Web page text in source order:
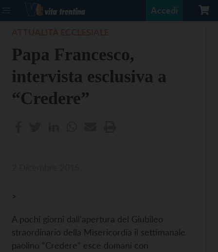
Accedi
Papa Francesco,
intervista esclusiva a
“Credere”
>
A pochi giorni dall’apertura del Giubileo
straordinario della Misericordia il settimanale
paolino “Credere” esce domani con